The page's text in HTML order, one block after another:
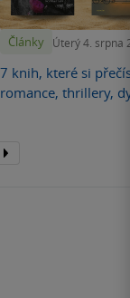
Články Úterý 4. srpna
7 knih, které si
romance, thrillery,